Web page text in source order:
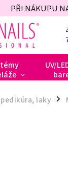
PŘI NÁKUPU
UV/
laky /